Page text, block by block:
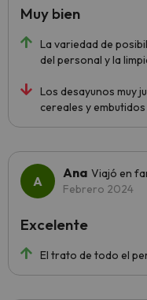
La variedad de
del personal y la
Los desayunos muy
cereales y
Muy bien
Ana Viajó en
Febrero 2024
El trato de todo el
Excelente